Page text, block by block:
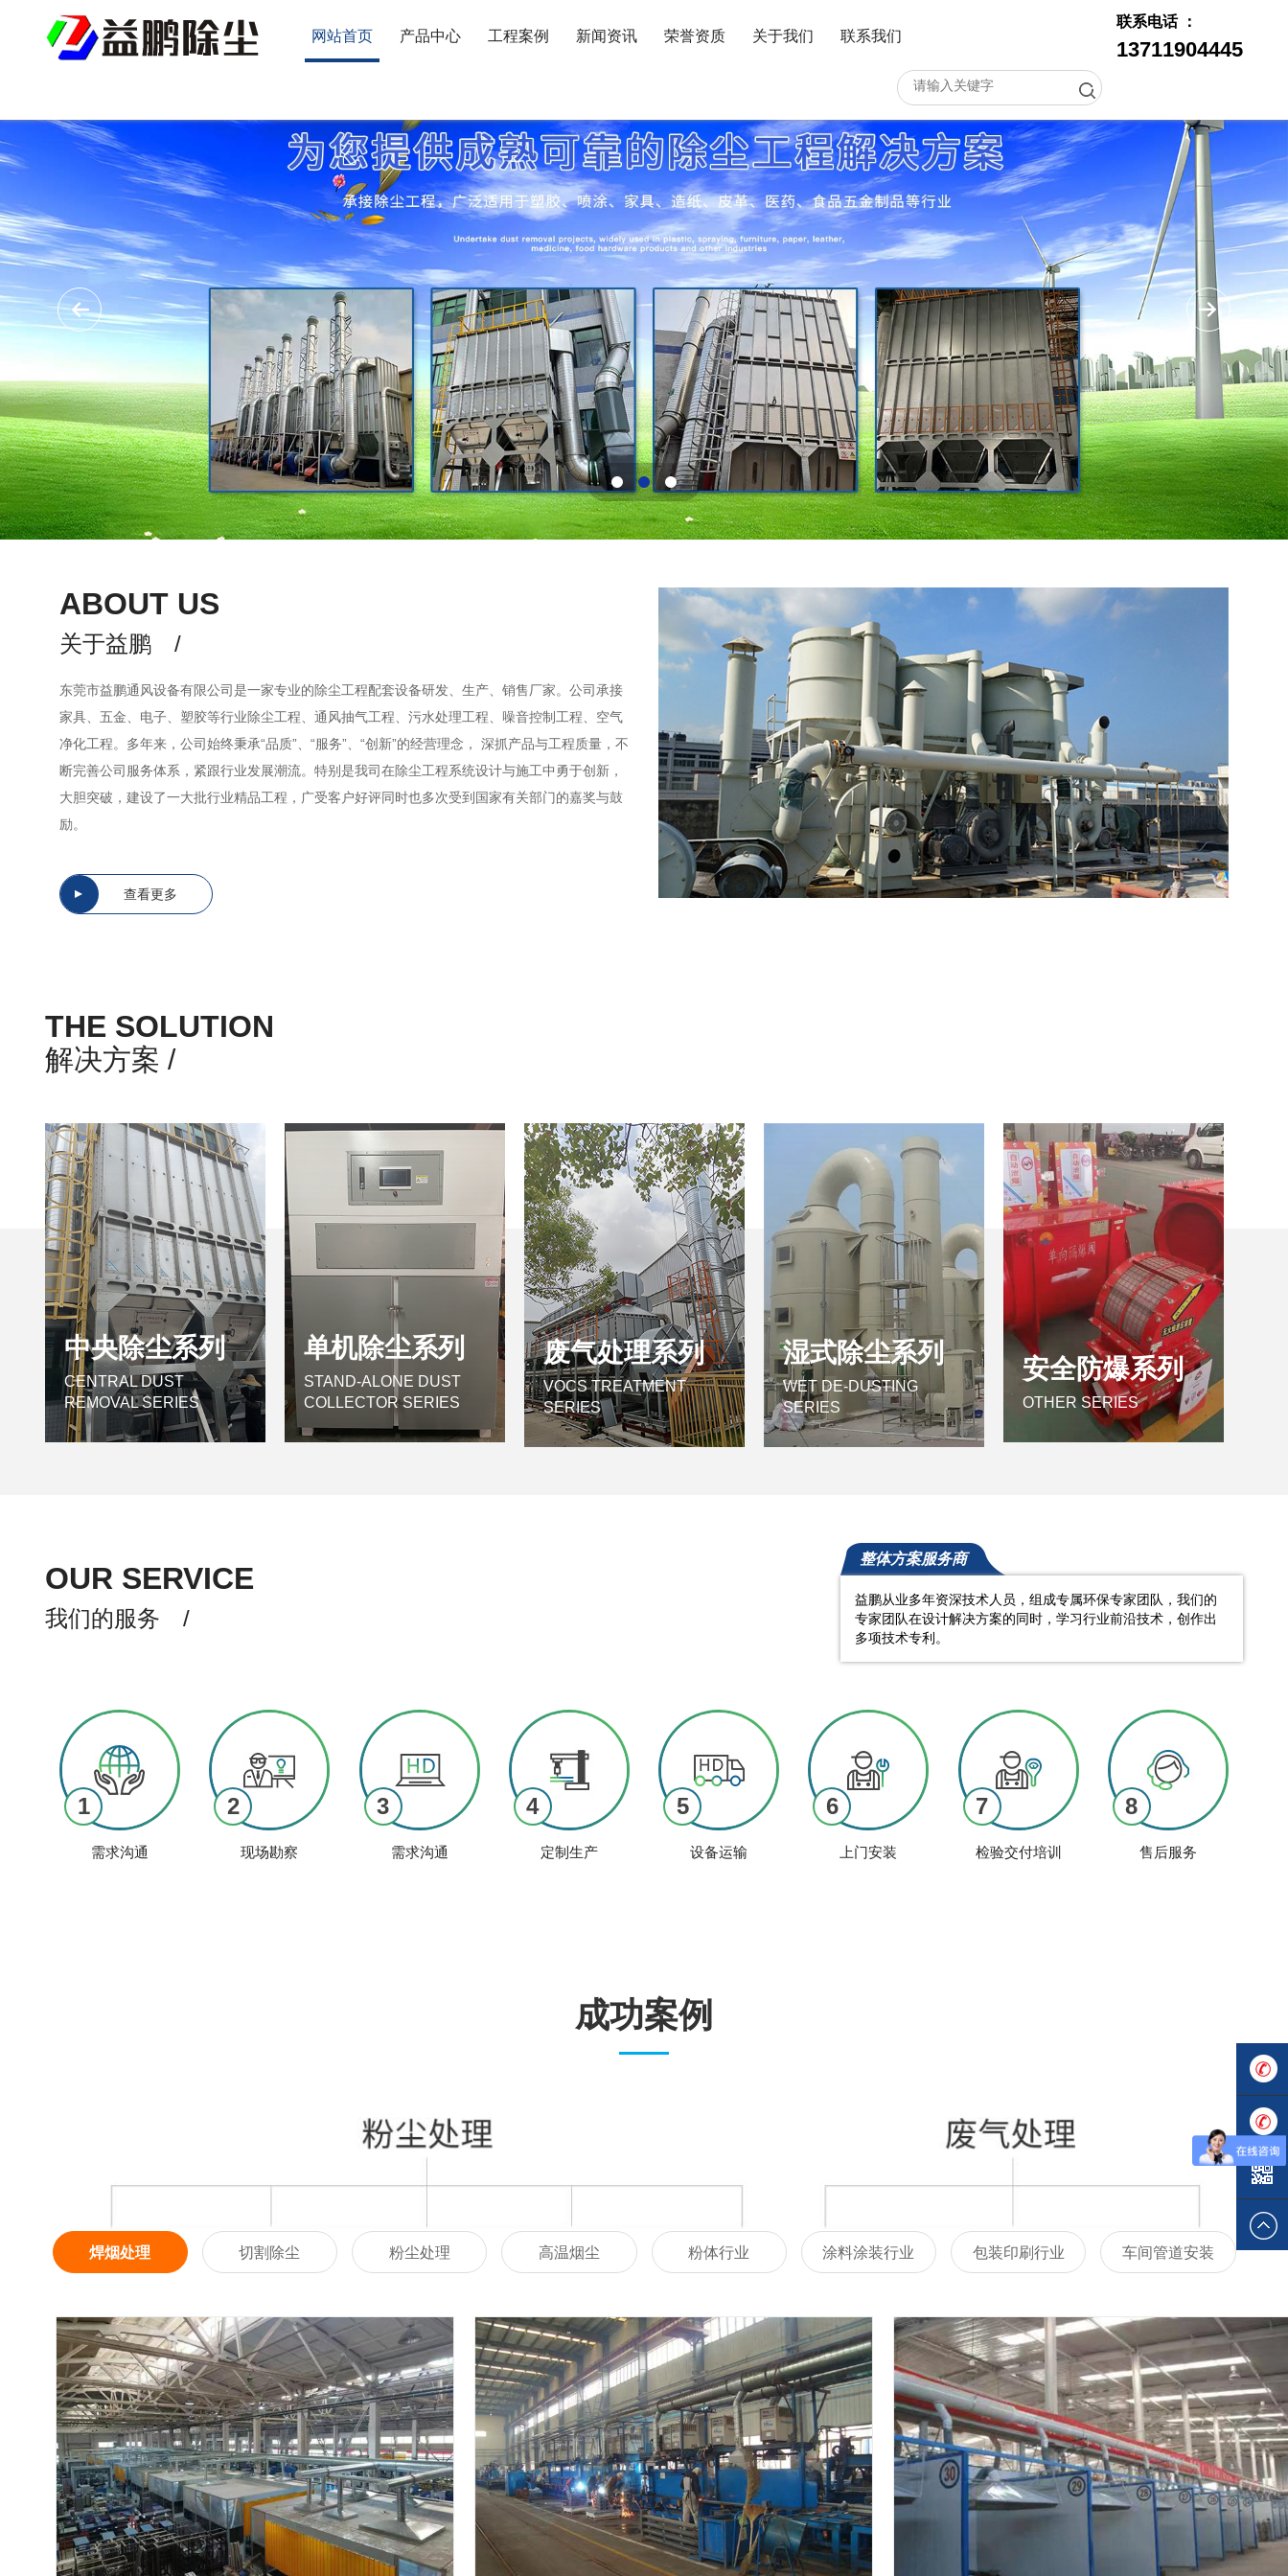
网站首页 产品中心 工程案例 新闻资讯 荣誉资质 关于我们 联系我们
联系电话 ：
13711904445
ABOUT US
关于益鹏 /
东莞市益鹏通风设备有限公司是一家专业的除尘工程配套设备研发、生产、销售厂家。公司承接
家具、五金、电子、塑胶等行业除尘工程、通风抽气工程、污水处理工程、噪音控制工程、空气
净化工程。多年来，公司始终秉承“品质”、“服务”、“创新”的经营理念， 深抓产品与工程质量，不
断完善公司服务体系，紧跟行业发展潮流。特别是我司在除尘工程系统设计与施工中勇于创新，
大胆突破，建设了一大批行业精品工程，广受客户好评同时也多次受到国家有关部门的嘉奖与鼓
励。
查看更多
THE SOLUTION
解决方案 /
中央除尘系列
CENTRAL DUST
REMOVAL SERIES
单机除尘系列
STAND-ALONE DUST
COLLECTOR SERIES
废气处理系列
VOCS TREATMENT
SERIES
湿式除尘系列
WET DE-DUSTING
SERIES
安全防爆系列
OTHER SERIES
OUR SERVICE
我们的服务 /
整体方案服务商
益鹏从业多年资深技术人员，组成专属环保专家团队，我们的
专家团队在设计解决方案的同时，学习行业前沿技术，创作出
多项技术专利。
1
需求沟通
2
现场勘察
3
需求沟通
4
定制生产
5
设备运输
6
上门安装
7
检验交付培训
8
售后服务
成功案例
焊烟处理 切割除尘 粉尘处理 高温烟尘 粉体行业 涂料涂装行业 包装印刷行业 车间管道安装